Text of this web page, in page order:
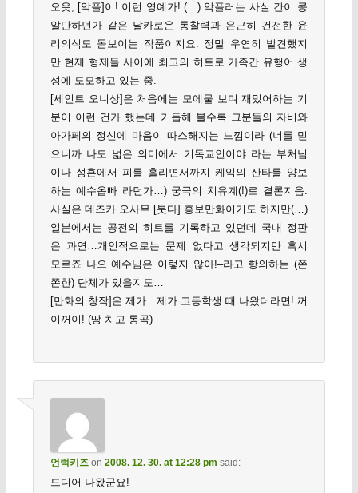
오옷, [악플]이! 이런 영예가! (…) 악플러는 사실 간이 콩
알만하던가 같은 날카로운 통찰력과 은근히 건전한 윤
리의식도 돋보이는 작품이지요. 정말 우연히 발견했지
만 현재 형제들 사이에 최고의 히트로 가족간 유행어 생
성에 도모하고 있는 중.
[세인트 오니상]은 처음에는 모에물 보며 재밌어하는 기
분이 이런 건가 했는데 거듭해 볼수록 그분들의 자비와
아가페의 정신에 마음이 따스해지는 느낌이라 (너를 믿
으니까 나도 넓은 의미에서 기독교인이야 라는 부처님
이나 성흔에서 피를 흘리면서까지 케익의 산타를 양보
하는 예수옵빠 라던가…) 궁극의 치유계(!)로 결론지음.
사실은 데즈카 오사무 [붓다] 홍보만화이기도 하지만(…)
일본에서는 공전의 히트를 기록하고 있던데 국내 정판
은 과연…개인적으로는 문제 없다고 생각되지만 혹시
모르죠 나으 예수님은 이렇지 않아!–라고 항의하는 (쫀
쫀한) 단체가 있을지도…
[만화의 창작]은 제가…제가 고등학생 때 나왔더라면! 꺼
이꺼이! (땅 치고 통곡)
언럭키즈on 2008. 12. 30. at 12:28 pm said:
드디어 나왔군요!